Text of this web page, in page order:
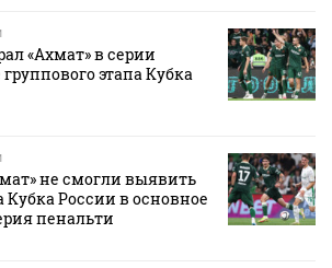
«Ахмат» в серии
этапа Кубка
не смогли выявить
России в основное
пенальти